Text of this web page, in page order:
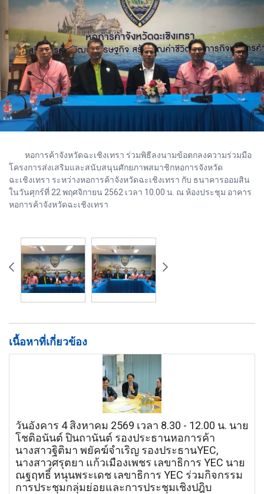
หอการค้าจังหวัดฉะเชิงเทรา ร่วมพิธีลงนามข้อตกลงความร่วมมือ
โครงการส่งเสริมและสนับสนุนศักยภาพสมาชิกหอการจังหวัด
ฉะเชิงเทรา ระหว่างหอการค้าจังหวัดฉะเชิงเทรา กับ ธนาคารออมสิน
ในวันศุกร์ที่ 22 พฤศจิกายน 2562 เวลา 10.00 น. ณ ห้องประชุม อาคาร
หอการค้าจังหวัดฉะเชิงเทรา
เนื้อหาที่เกี่ยวข้อง
วันอังคาร 4 สิงหาคม 2569 เวลา 8.30 - 12.00 น. นาย
โชติอนันต์ ปินถานันต์ รองประธานหอการค้า
นางสาวฐิติมา พยัคฆ์จำเริญ รองประธานYEC,
นางสาวศรุตยา แก้วเมืองเพชร เลขาธิการ YEC นาย
ณฐฤทธิ์ หนุนพระเดช เลขาธิการ YEC ร่วมกิจกรรม
การประชุมกลุ่มย่อยและการประชุมเชิงปฎิบ